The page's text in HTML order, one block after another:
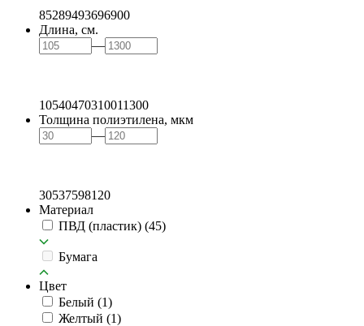
85289493696900
Длина, см.
—
10540470310011300
Толщина полиэтилена, мкм
—
30537598120
Материал
ПВД (пластик) (45)
Бумага
Цвет
Белый (1)
Желтый (1)